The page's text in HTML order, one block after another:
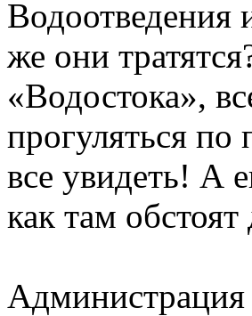
же они
«Водостока»,
прогуляться
все увидеть! А
как там обстоят
Администрация